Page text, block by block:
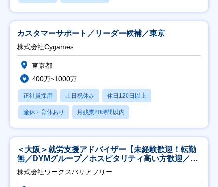
カスタマーサポート／リーダー候補／東京
株式会社Cygames
東京都
400万~1000万
正社員採用 土日祝休み 休日120日以上
産休・育休あり 月残業20時間以内
＜大阪＞就労支援アドバイザー【未経験歓迎！転勤
無／DYMグループ／ホスピタリティ高い方歓迎／土
日祝】
株式会社ワークスバリアフリー